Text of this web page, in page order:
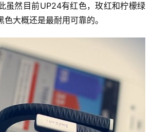
虽然目前UP24有红色，玫红和柠檬绿
大概还是最耐用可靠的。